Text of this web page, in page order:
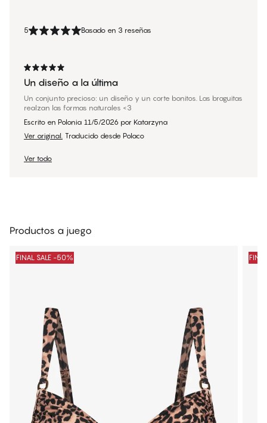
5 Basado en 3 reseñas
Un diseño a la última
Un conjunto precioso: un diseño y un corte bonitos. Las braguitas
realzan las formas naturales <3
Escrito en Polonia 11/5/2026 por Katarzyna
Ver original. Traducido desde Polaco
Ver todo
Productos a juego
FINAL SALE -50%